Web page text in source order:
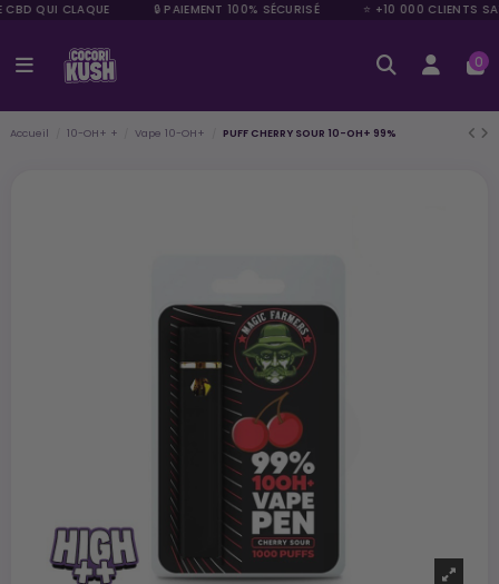
QUI CLAQUE 🔒 PAIEMENT 100% SÉCURISÉ ⭐ +10 000 CLIENTS
0
Accueil 10-OH+ + Vape 10-OH+ PUFF CHERRY SOUR 10-OH+ 99%